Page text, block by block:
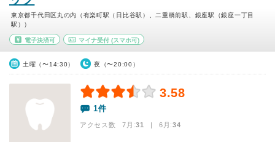
東京都千代田区丸の内（有楽町駅（日比谷駅）、二重橋前駅、銀座駅（銀座一丁目
駅））
電子決済可 マイナ受付(スマホ可)
土曜（〜14:30） 夜（〜20:00）
3.58
1件
アクセス数 7月:31 | 6月:34